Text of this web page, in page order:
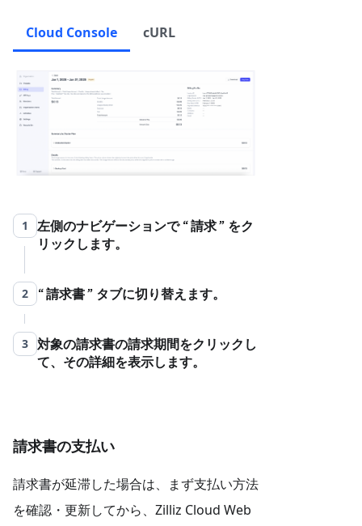
Cloud Console cURL
1 左側のナビゲーションで 請求
をク
リックします。
2 請求書 タブに切り替えます。
3 対象の請求書の請求期間をクリックし
て、その詳細を表示します。
請求書の支払い
請求書が延滞した場合は、まず支払い方法
を確認・更新してから、Zilliz Cloud Web